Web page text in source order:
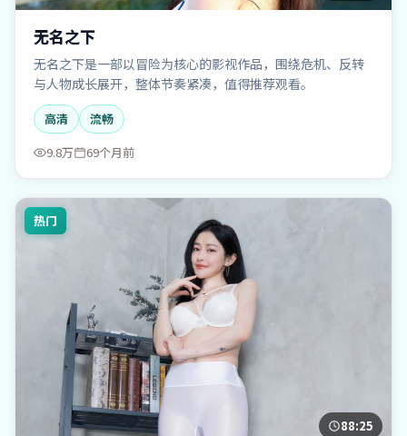
无名之下
无名之下是一部以冒险为核心的影视作品，围绕危机、反转
与人物成长展开，整体节奏紧凑，值得推荐观看。
高清
流畅
9.8万
69个月前
热门
88:25